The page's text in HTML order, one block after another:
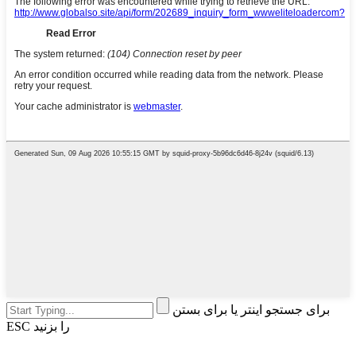
برای جستجو اینتر یا برای بستن
ESC را بزنید